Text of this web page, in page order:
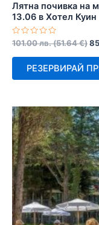
Лятна почивка на
13.06 в Хотел
Оценено
0
101.00лв.(51.64€)
РЕЗЕРВИРАЙ